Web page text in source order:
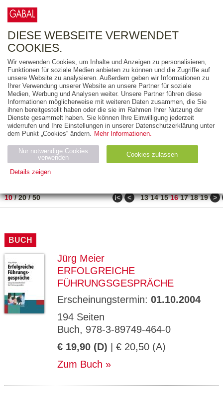
FREITEXT
AUSGABEART
AUS DER REIHE
ZUM THEMA
Neuerscheinung
Bestseller
PREIS
10/20/50 ǀ< < 13 14 15 16 17 18 19 >
BUCH
Jürg Meier
ERFOLGREICHE
FÜHRUNGSGESPRÄCHE
Erscheinungstermin: 01.10.2004
194 Seiten
Buch, 978-3-89749-464-0
€ 19,90 (D) | € 20,50 (A)
Zum Buch
DIESE WEBSEITE VERWENDET
COOKIES.
Wir verwenden Cookies, um Inhalte und Anzeigen zu personalisieren,
Funktionen für soziale Medien anbieten zu können und die Zugriffe auf
unsere Website zu analysieren. Außerdem geben wir Informationen zu
Ihrer Verwendung unserer Website an unsere Partner für soziale
Medien, Werbung und Analysen weiter. Unsere Partner führen diese
Informationen möglicherweise mit weiteren Daten zusammen, die Sie
ihnen bereitgestellt haben oder die sie im Rahmen Ihrer Nutzung der
Dienste gesammelt haben. Sie können Ihre Einwilligung jederzeit
widerrufen und Ihre Einstellungen in unserer Datenschutzerklärung unter
dem Punkt „Cookies“ ändern. Mehr Informationen.
Nur notwendige Cookies
verwenden
Cookies zulassen
Details zeigen
Name Zweck
ESSION
_ID
GV_CO
OKIES
gabal-
Speichert den Zustimmungsstatus des
Benutzers für Cookies auf der aktuellen
Domäne.